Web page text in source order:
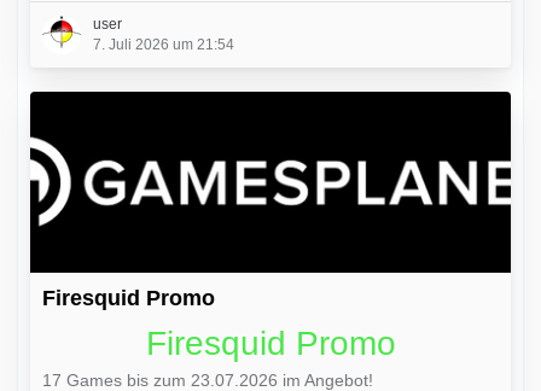
user
7. Juli 2026 um 21:54
Firesquid Promo
Firesquid Promo
17 Games bis zum 23.07.2026 im Angebot!